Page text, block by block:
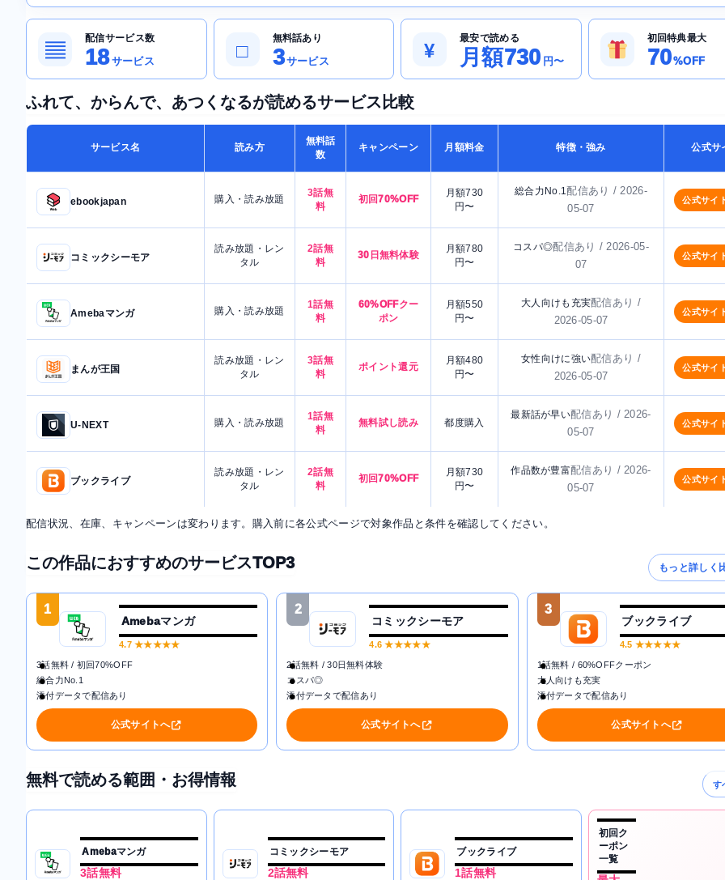
▤
配信サービス数
18サービス □
無料話あり
3サービス ¥
最安で読める
月額730 円〜
初回特典最大
70%OFF
ふれて、からんで、あつくなるが読めるサービス比較
サービス名 読み方
無料話
数
キャンペーン 月額料金 特徴・強み 公式サ
ebookjapan 購入・読み放題
3話無
料
初回70%OFF
月額730
円〜
総合力No.1配信あり / 2026-
05-07
公式サイ
コミックシーモア
読み放題・レン
タル
2話無
料
30日無料体験
月額780
円〜
コスパ◎配信あり / 2026-05-
07
公式サイ
Amebaマンガ 購入・読み放題
1話無
料
60%OFFクー
ポン
月額550
円〜
大人向けも充実配信あり /
2026-05-07
公式サイ
まんが王国
読み放題・レン
タル
3話無
料
ポイント還元
月額480
円〜
女性向けに強い配信あり /
2026-05-07
公式サイ
U-NEXT 購入・読み放題
1話無
料
無料試し読み 都度購入
最新話が早い配信あり / 2026-
05-07
公式サイ
ブックライブ
読み放題・レン
タル
2話無
料
初回70%OFF
月額730
円〜
作品数が豊富配信あり / 2026-
05-07
公式サイ
配信状況、在庫、キャンペーンは変わります。購入前に各公式ページで対象作品と条件を確認してください。
この作品におすすめのサービスTOP3 もっと詳しく
1
Amebaマンガ
4.7★★★★★
3話無料 / 初回70%OFF
総合力No.1
添付データで配信あり
公式サイトへ
2
コミックシーモア
4.6 ★★★★★
2話無料 / 30日無料体験
コスパ◎
添付データで配信あり
公式サイトへ
3
ブックライブ
4.5 ★★★★★
1話無料 / 60%OFFクーポン
大人向けも充実
添付データで配信あり
公式サイトへ
無料で読める範囲・お得情報 す
Amebaマンガ
3話無料
コミックシーモア
2話無料
ブックライブ
1話無料
初回ク
ーポン
一覧